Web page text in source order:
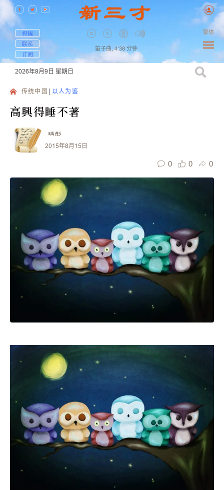
投稿
联系
订阅
笛子曲, 4:38 分钟
繁体
2026年8月9日 星期日
传统中国 以人为鉴
高興得睡不著
瑀彤
2015年8月15日
0 0 0